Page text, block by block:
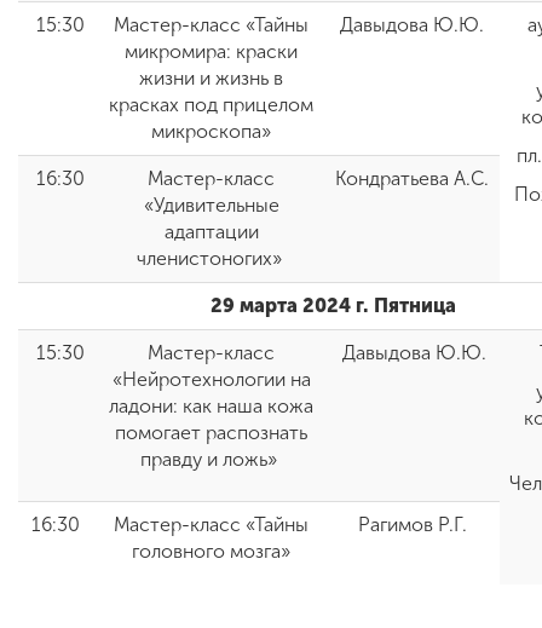
15:30
Мастер-класс «Тайны
микромира: краски
жизни и жизнь в
красках под прицелом
микроскопа»
Давыдова Ю.Ю.
16:30
Мастер-класс
«Удивительные
адаптации
членистоногих»
Кондратьева А.С.
29 марта 2024 г. Пятница
15:30
Мастер-класс
«Нейротехнологии на
ладони: как наша кожа
помогает распознать
правду и ложь»
Давыдова Ю.Ю.
16:30
Мастер-класс «Тайны
головного мозга»
Рагимов Р.Г.